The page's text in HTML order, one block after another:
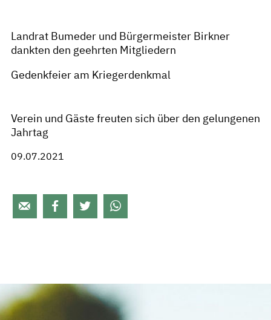
Landrat Bumeder und Bürgermeister Birkner
dankten den geehrten Mitgliedern
Gedenkfeier am Kriegerdenkmal
Verein und Gäste freuten sich über den gelungenen
Jahrtag
09.07.2021
   